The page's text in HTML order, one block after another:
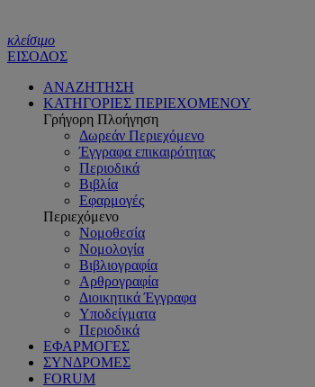
κλείσιμο
ΕΙΣΟΔΟΣ
ΑΝΑΖΗΤΗΣΗ
ΚΑΤΗΓΟΡΙΕΣ ΠΕΡΙΕΧΟΜΕΝΟΥ
Γρήγορη Πλοήγηση
Δωρεάν Περιεχόμενο
Έγγραφα επικαιρότητας
Περιοδικά
Βιβλία
Εφαρμογές
Περιεχόμενο
Νομοθεσία
Νομολογία
Βιβλιογραφία
Αρθρογραφία
Διοικητικά Έγγραφα
Υποδείγματα
Περιοδικά
ΕΦΑΡΜΟΓΕΣ
ΣΥΝΔΡΟΜΕΣ
FORUM